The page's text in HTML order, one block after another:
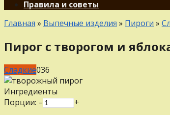
Правила и советы
Главная » Выпечные изделия » Пироги »
Пирог с творогом и
Сладкие036
Ингредиенты
Порции: –
+